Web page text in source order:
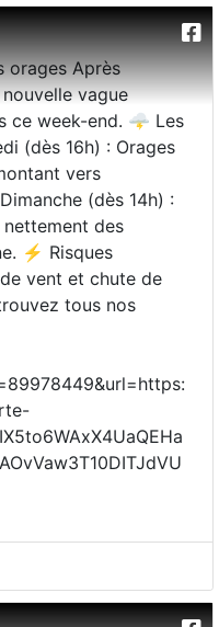
Après
vague
ce week-end. 🌩️ Les
(dès 16h) : Orages
vers
(dès 14h) :
des
⚡ Risques
vent et chute de
tous nos